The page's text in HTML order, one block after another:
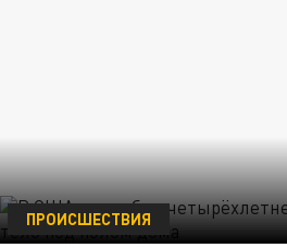
ПРОИСШЕСТВИЯ